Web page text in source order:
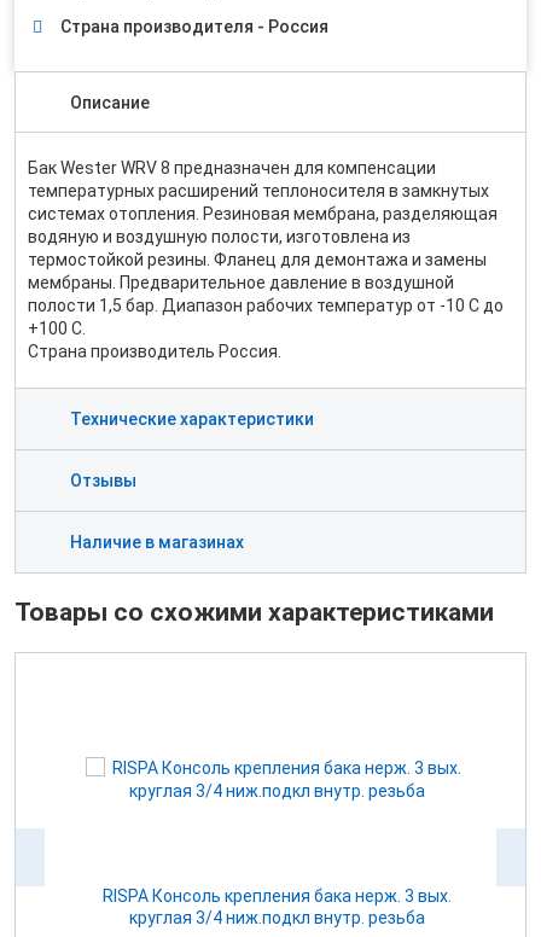
Страна производителя - Россия
Описание
Бак Wester WRV 8 предназначен для компенсации
температурных расширений теплоносителя в замкнутых
системах отопления. Резиновая мембрана, разделяющая
водяную и воздушную полости, изготовлена из
термостойкой резины. Фланец для демонтажа и замены
мембраны. Предварительное давление в воздушной
полости 1,5 бар. Диапазон рабочих температур от -10 С до
+100 С.
Страна производитель Россия.
Технические характеристики
Отзывы
Наличие в магазинах
Товары со схожими характеристиками
RISPA Консоль крепления бака нерж. 3 вых.
круглая 3/4 ниж.подкл внутр. резьба